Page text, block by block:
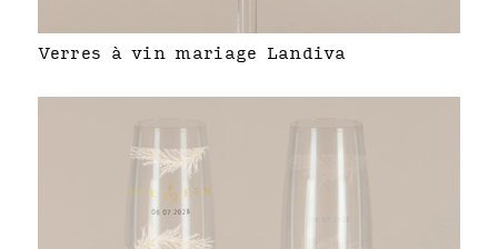
Verres à vin mariage Landiva